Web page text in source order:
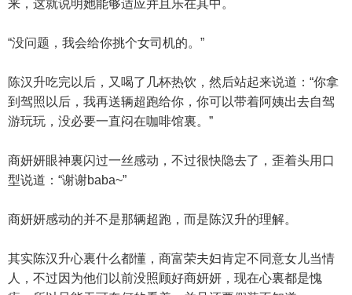
来，这就说明她能够适应并且乐在其中。
“没问题，我会给你挑个女司机的。”
陈汉升吃完以后，又喝了几杯热饮，然后站起来说道：“你拿
到驾照以后，我再送辆超跑给你，你可以带着阿姨出去自驾
游玩玩，没必要一直闷在咖啡馆裏。”
商妍妍眼神裏闪过一丝感动，不过很快隐去了，歪着头用口
型说道：“谢谢baba~”
商妍妍感动的并不是那辆超跑，而是陈汉升的理解。
其实陈汉升心裏什么都懂，商富荣夫妇肯定不同意女儿当情
人，不过因为他们以前没照顾好商妍妍，现在心裏都是愧